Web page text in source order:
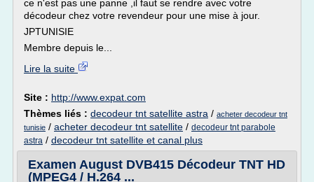
ce n'est pas une panne ,il faut se rendre avec votre
décodeur chez votre revendeur pour une mise à jour.
JPTUNISIE
Membre depuis le...
Lire la suite
Site : http://www.expat.com
Thèmes liés : decodeur tnt satellite astra / acheter decodeur tnt
tunisie / acheter decodeur tnt satellite / decodeur tnt parabole
astra / decodeur tnt satellite et canal plus
Examen August DVB415 Décodeur TNT HD
(MPEG4 / H.264 ...